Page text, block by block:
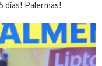
dias! Palermas!